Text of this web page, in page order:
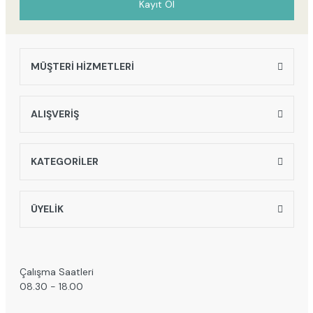
Kayıt Ol
MÜŞTERİ HİZMETLERİ
ALIŞVERİŞ
KATEGORİLER
ÜYELİK
Çalışma Saatleri
08.30 - 18.00